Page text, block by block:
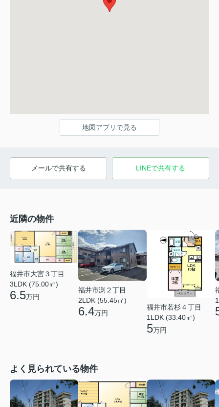
地図アプリで見る
メールで共有する LINEで共有する
近隣の物件
福井市大宮３丁目
3LDK (75.00㎡)
6.5万円
福井市渕２丁目
2LDK (55.45㎡)
6.4万円
福井市若杉４丁目
1LDK (33.40㎡)
5万円
よく見られている物件